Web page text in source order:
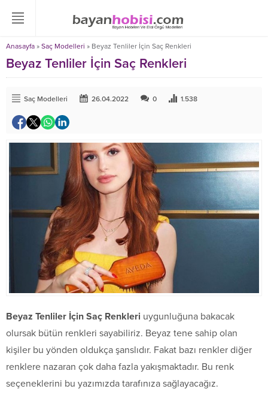
Anasayfa » Saç Modelleri » Beyaz Tenliler İçin Saç Renkleri
Beyaz Tenliler İçin Saç Renkleri
Saç Modelleri 26.04.2022 0 1.538
Beyaz Tenliler İçin Saç Renkleri uygunluğuna bakacak
olursak bütün renkleri sayabiliriz. Beyaz tene sahip olan
kişiler bu yönden oldukça şanslıdır. Fakat bazı renkler diğer
renklere nazaran çok daha fazla yakışmaktadır. Bu renk
seçeneklerini bu yazımızda tarafınıza sağlayacağız.